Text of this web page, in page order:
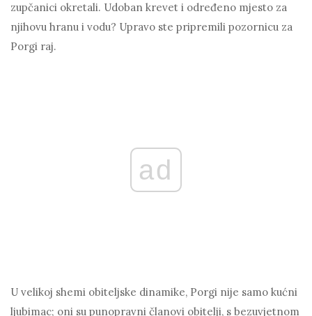
zupčanici okretali. Udoban krevet i određeno mjesto za
njihovu hranu i vodu? Upravo ste pripremili pozornicu za
Porgi raj.
ad
U velikoj shemi obiteljske dinamike, Porgi nije samo kućni
ljubimac; oni su punopravni članovi obitelji, s bezuvjetnom